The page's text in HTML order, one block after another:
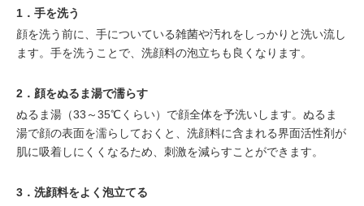
1．手を洗う
顔を洗う前に、手についている雑菌や汚れをしっかりと洗い流し
ます。手を洗うことで、洗顔料の泡立ちも良くなります。
2．顔をぬるま湯で濡らす
ぬるま湯（33～35℃くらい）で顔全体を予洗いします。ぬるま
湯で顔の表面を濡らしておくと、洗顔料に含まれる界面活性剤が
肌に吸着しにくくなるため、刺激を減らすことができます。
3．洗顔料をよく泡立てる